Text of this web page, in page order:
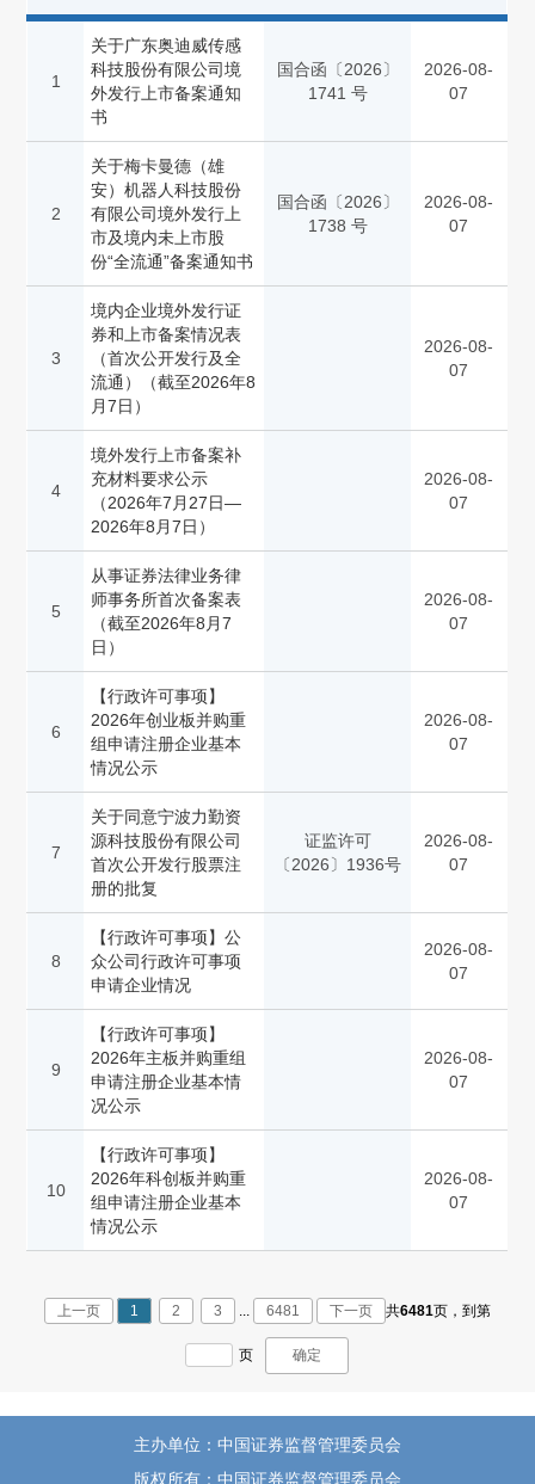
期货监管(1296)
债券监管(3663)
行政执法(3269)
行政复议(1540)
国际合作(1869)
证券服务机构监管(257)
其他 (473)
1
关于广东奥迪威传感
科技股份有限公司境
外发行上市备案通知
书
国合函〔2026〕
1741 号
2026-08-
07
2
关于梅卡曼德（雄
安）机器人科技股份
有限公司境外发行上
市及境内未上市股
份“全流通”备案通知书
国合函〔2026〕
1738 号
2026-08-
07
3
境内企业境外发行证
券和上市备案情况表
（首次公开发行及全
流通）（截至2026年8
月7日）
2026-08-
07
4
境外发行上市备案补
充材料要求公示
（2026年7月27日—
2026年8月7日）
2026-08-
07
5
从事证券法律业务律
师事务所首次备案表
（截至2026年8月7
日）
2026-08-
07
6
【行政许可事项】
2026年创业板并购重
组申请注册企业基本
情况公示
2026-08-
07
7
关于同意宁波力勤资
源科技股份有限公司
首次公开发行股票注
册的批复
证监许可
〔2026〕1936号
2026-08-
07
8
【行政许可事项】公
众公司行政许可事项
申请企业情况
2026-08-
07
9
【行政许可事项】
2026年主板并购重组
申请注册企业基本情
况公示
2026-08-
07
10
【行政许可事项】
2026年科创板并购重
组申请注册企业基本
情况公示
2026-08-
07
上一页 1 2 3 ... 6481 下一页 共6481页， 到第
页 确定
主办单位：中国证券监督管理委员会
版权所有：中国证券监督管理委员会